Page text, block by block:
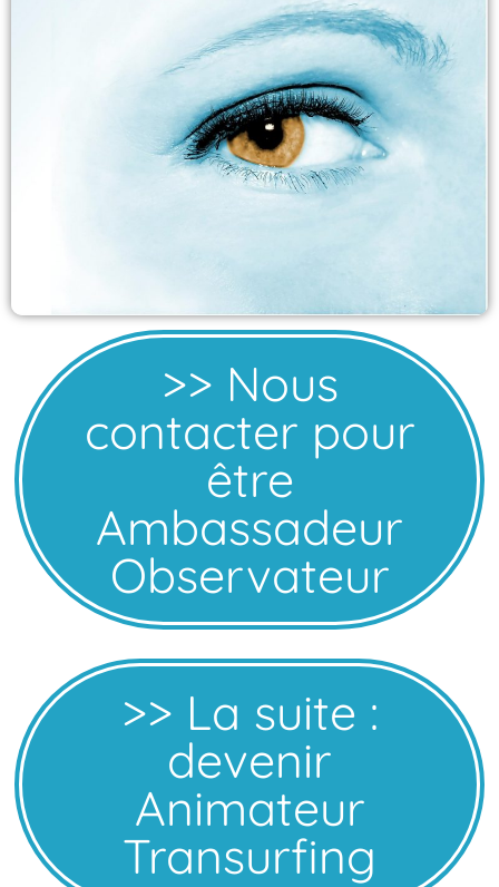
>> Nous
contacter pour
être
Ambassadeur
Observateur
>> La suite :
devenir
Animateur
Transurfing